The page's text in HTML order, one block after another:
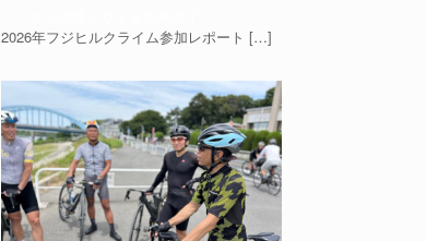
2026年フジヒルクライム参加レポート[…]